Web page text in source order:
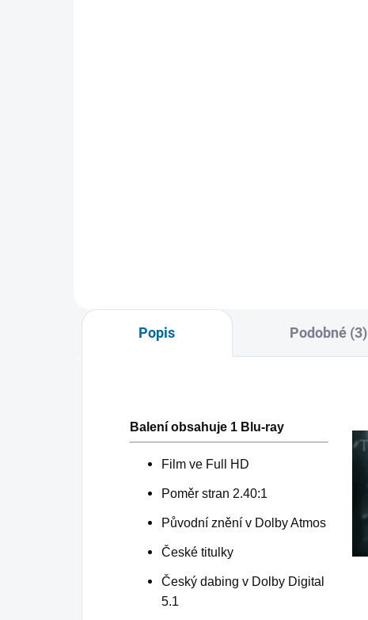
Popis Podobné (3)
Balení obsahuje 1 Blu-ray
Film ve Full HD
Poměr stran 2.40:1
Původní znění v Dolby Atmos
České titulky
Český dabing v Dolby Digital
5.1